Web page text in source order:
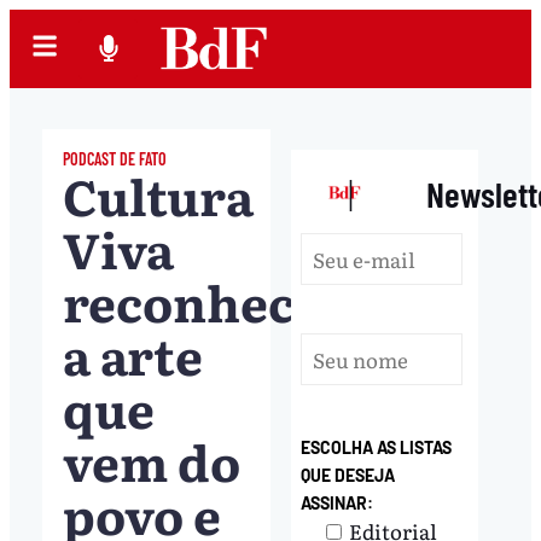
PODCAST DE FATO
Cultura
Viva
reconhece
a arte
que
vem do
povo e
|
ESCOLHA AS LISTAS
QUE DESEJA
ASSINAR:
Editorial